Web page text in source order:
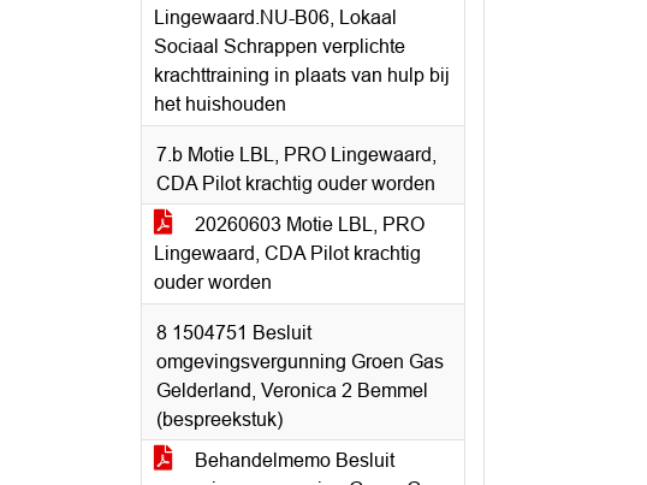
Lingewaard.NU-B06, Lokaal
Sociaal Schrappen verplichte
krachttraining in plaats van hulp bij
het huishouden
7.b Motie LBL, PRO Lingewaard,
CDA Pilot krachtig ouder worden
20260603 Motie LBL, PRO
Lingewaard, CDA Pilot krachtig
ouder worden
8 1504751 Besluit
omgevingsvergunning Groen Gas
Gelderland, Veronica 2 Bemmel
(bespreekstuk)
Behandelmemo Besluit